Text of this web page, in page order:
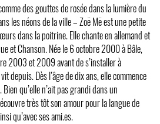
des gouttes de rosée dans la lumière du
les néons de la ville – Zoë Më est une petite
dans la poitrine. Elle chante en allemand et
et Chanson. Née le 6 octobre 2000 à Bâle,
2003 et 2009 avant de s’installer à
depuis. Dès l’âge de dix ans, elle commence
qu’elle n’ait pas grandi dans un
très tôt son amour pour la langue de
qu’avec ses ami.es.